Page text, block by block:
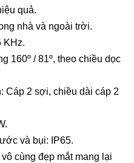
quả.
nhà và ngoài trời.
/ 81º, theo chiều dọc
2 sợi, chiều dài cáp 2
và bụi: IP65.
cùng đẹp mắt mang lại